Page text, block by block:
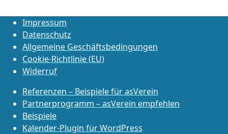
Impressum
Datenschutz
Allgemeine Geschäftsbedingungen
Cookie-Richtlinie (EU)
Widerruf
Referenzen – Beispiele für asVerein
Partnerprogramm – asVerein empfehlen
Beispiele
Kalender-Plugin für WordPress